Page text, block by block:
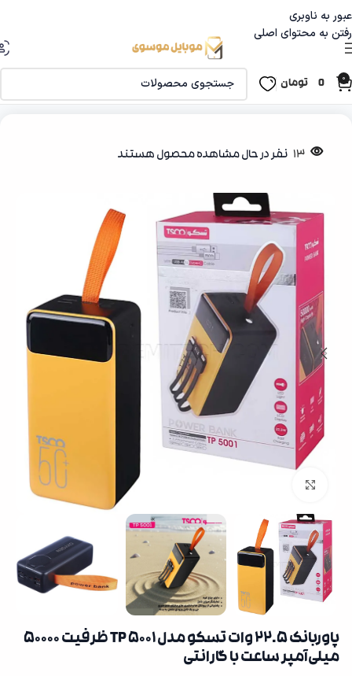
عبور به ناوبری
رفتن به محتوای اصلی
0
0 تومان
پاوربانک
13 نفر در حال مشاهده محصول هستند
پاوربانک 22.5 وات تسکو مدل TP 5001 ظرفیت 50000
میلی‌آمپر ساعت با گارانتی